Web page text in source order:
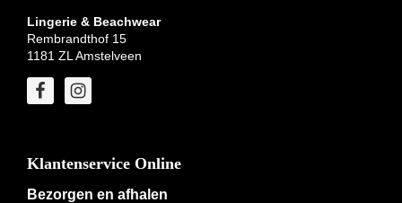
Lingerie & Beachwear
Rembrandthof 15
1181 ZL Amstelveen
Klantenservice Online
Bezorgen en afhalen